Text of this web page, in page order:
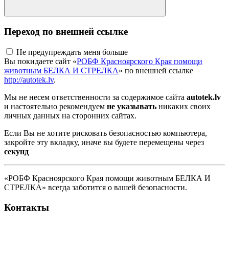
Переход по внешней ссылке
Не предупреждать меня больше
Вы покидаете сайт «РОБФ Красноярского Края помощи
животным БЕЛКА И СТРЕЛКА» по внешней ссылке
http://autotek.lv.
Мы не несем ответственности за содержимое сайта autotek.lv
и настоятельно рекомендуем не указывать никаких своих
личных данных на сторонних сайтах.
Если Вы не хотите рисковать безопасностью компьютера,
закройте эту вкладку, иначе вы будете перемещены через
секунд
«РОБФ Красноярского Края помощи животным БЕЛКА И
СТРЕЛКА» всегда заботится о вашей безопасности.
Контакты